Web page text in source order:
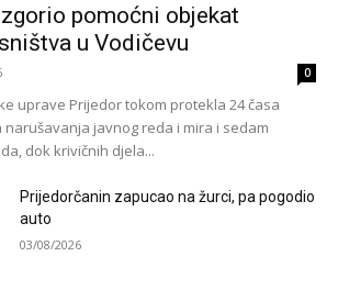
pomoćni objekat
u Vodičevu
0
uprave Prijedor tokom protekla 24 časa
javnog reda i mira i sedam
dok krivičnih djela...
Prijedorčanin zapucao na žurci, pa pogodio
auto
03/08/2026